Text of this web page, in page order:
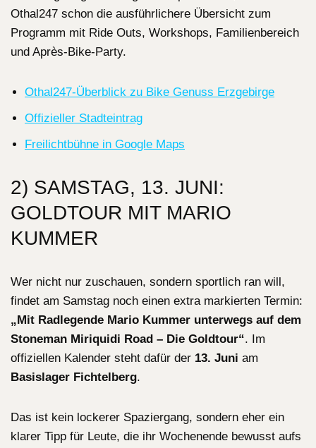
Othal247 schon die ausführlichere Übersicht zum
Programm mit Ride Outs, Workshops, Familienbereich
und Après-Bike-Party.
Othal247-Überblick zu Bike Genuss Erzgebirge
Offizieller Stadteintrag
Freilichtbühne in Google Maps
2) SAMSTAG, 13. JUNI:
GOLDTOUR MIT MARIO
KUMMER
Wer nicht nur zuschauen, sondern sportlich ran will,
findet am Samstag noch einen extra markierten Termin:
„Mit Radlegende Mario Kummer unterwegs auf dem
Stoneman Miriquidi Road – Die Goldtour“. Im
offiziellen Kalender steht dafür der 13. Juni am
Basislager Fichtelberg.
Das ist kein lockerer Spaziergang, sondern eher ein
klarer Tipp für Leute, die ihr Wochenende bewusst aufs